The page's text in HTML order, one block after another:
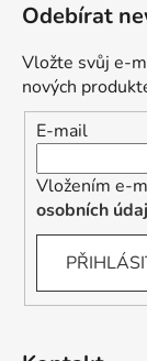
Odebírat
Vložte svůj e-
nových
E-mail
Vložením e-
osobních